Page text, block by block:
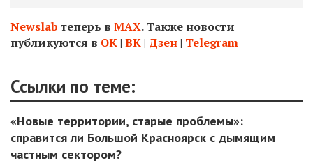
Newslab теперь в МАХ. Также новости
публикуются в ОК| ВК| Дзен| Telegram
Ссылки по теме:
«Новые территории, старые проблемы»:
справится ли Большой Красноярск с дымящим
частным сектором?